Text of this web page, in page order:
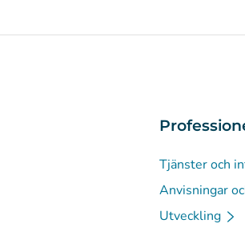
Tjänster och
Anvisningar
Utveckling